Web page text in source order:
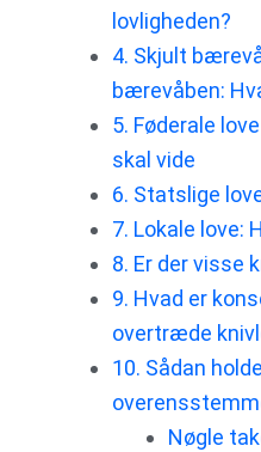
lovligheden?
4. Skjult
bærevåben:
5. Føderale
skal vide
6. Statslige
7. Lokale love:
8. Er der visse
9. Hvad er
overtræde
10. Sådan
Nøgle